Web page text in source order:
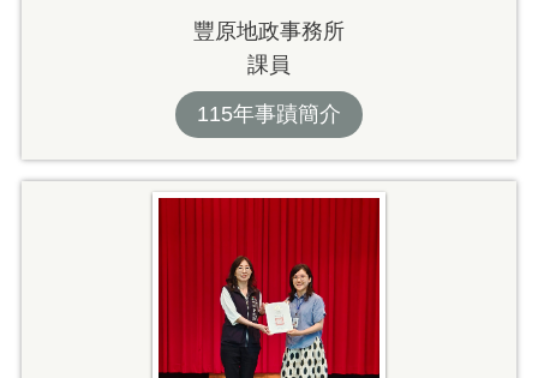
豐原地政事務所
課員
115年事蹟簡介